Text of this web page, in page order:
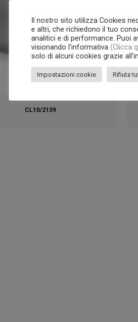
CL10/2139
Il nostro sito utilizza Cookies
e altri, che richiedono il tuo
analitici e di performance. Puoi
visionando l’informativa (Clicca
solo di alcuni cookies grazie
Impostazioni cookie Rifiuta